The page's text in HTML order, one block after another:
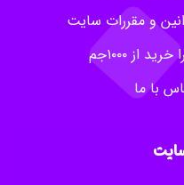
و مقررات سایت
از ۱۰۰۰جم
با ما